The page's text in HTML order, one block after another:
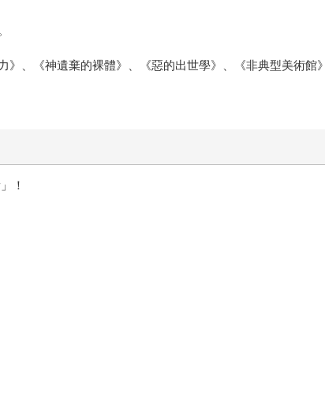
》、《神遺棄的裸體》、《惡的出世學》、《非典型美術
！